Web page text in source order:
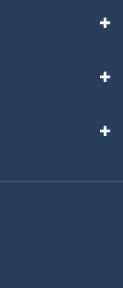
Instagram